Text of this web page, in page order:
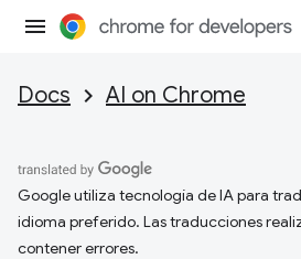
Docs AI on Chrome
Google utiliza tecnología de IA para
idioma preferido. Las traducciones
contener errores.